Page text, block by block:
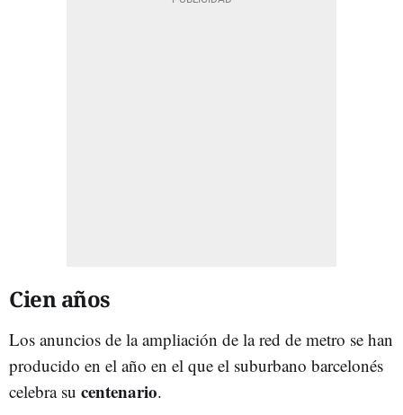
Cien años
Los anuncios de la ampliación de la red de metro se han
producido en el año en el que el suburbano barcelonés
celebra su centenario.